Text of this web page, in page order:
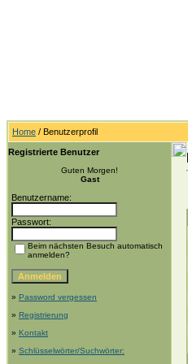
Home / Benutzerprofil
Registrierte Benutzer
Guten Morgen!
Gast
Benutzername:
Passwort:
Beim nächsten Besuch automatisch
anmelden?
» Password vergessen
» Registrierung
» Kontakt
» Schlüsselwörter/Suchwörter: